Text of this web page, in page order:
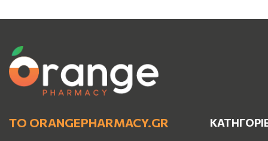
ΤΟ ORANGEPHARMACY.GR